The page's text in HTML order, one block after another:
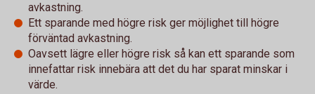
avkastning.
Ett sparande med högre risk ger möjlighet till högre
förväntad avkastning.
Oavsett lägre eller högre risk så kan ett sparande som
innefattar risk innebära att det du har sparat minskar i
värde.